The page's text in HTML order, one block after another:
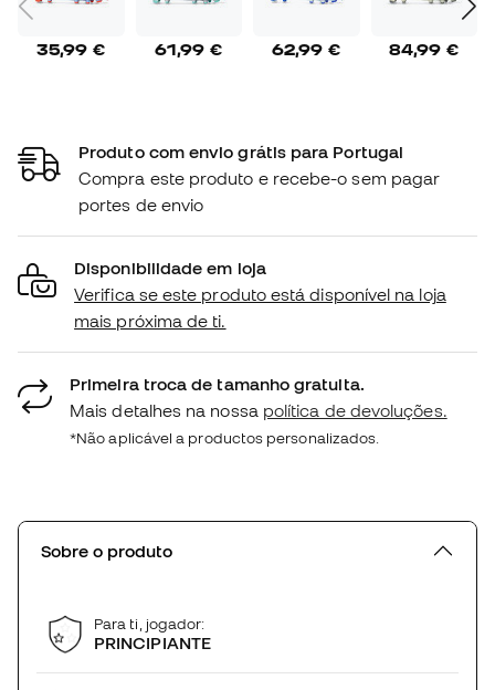
35,99 € 61,99 € 62,99 € 84,99 €
Produto com envio grátis para Portugal
Compra este produto e recebe-o sem pagar
portes de envio
Disponibilidade em loja
Verifica se este produto está disponível na loja
mais próxima de ti.
Primeira troca de tamanho gratuita.
Mais detalhes na nossa política de devoluções.
*Não aplicável a productos personalizados.
Sobre o produto
Para ti, jogador:
PRINCIPIANTE